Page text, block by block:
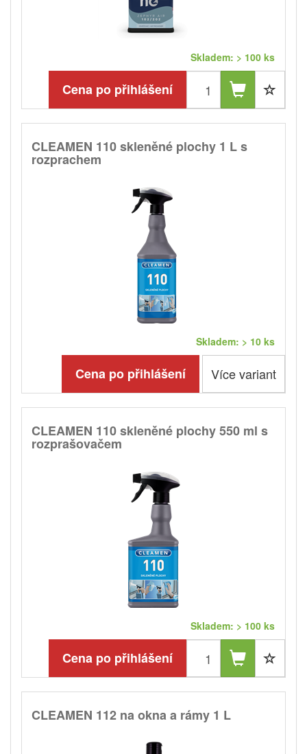
Skladem: > 100 ks
Cena po přihlášení
CLEAMEN 110 skleněné plochy 1 L s
rozprachem
Skladem: > 10 ks
Cena po přihlášení Více variant
CLEAMEN 110 skleněné plochy 550 ml s
rozprašovačem
Skladem: > 100 ks
Cena po přihlášení
CLEAMEN 112 na okna a rámy 1 L